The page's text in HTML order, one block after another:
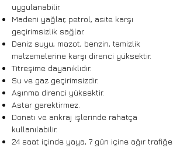
uygulanabilir.
Madeni yağlar, petrol, asite karşı
geçirimsizlik sağlar.
Deniz suyu, mazot, benzin, temizlik
malzemelerine karşı direnci yüksektir.
Titreşime dayanıklıdır.
Su ve gaz geçirimsizdir.
Aşınma direnci yüksektir.
Astar gerektirmez.
Donatı ve ankraj işlerinde rahatça
kullanılabilir.
24 saat içinde yaya, 7 gün içine ağır trafiğe